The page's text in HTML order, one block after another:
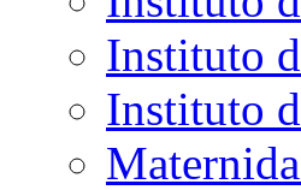
Instituto
Instituto